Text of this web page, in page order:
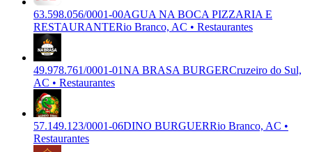
63.598.056/0001-00AGUA NA BOCA PIZZARIA E
RESTAURANTERio Branco, AC • Restaurantes
49.978.761/0001-01NA BRASA BURGERCruzeiro do Sul,
AC • Restaurantes
57.149.123/0001-06DINO BURGUERRio Branco, AC •
Restaurantes